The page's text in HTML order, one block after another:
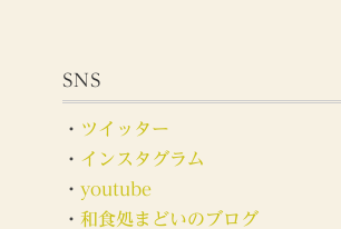
SNS
・ ツイッター
・ インスタグラム
・ youtube
・ 和食処まどいのブログ